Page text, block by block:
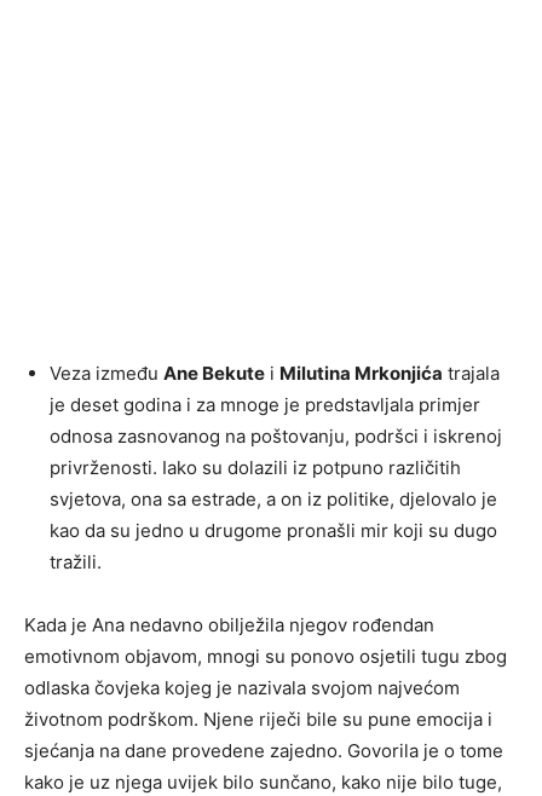
Veza između Ane Bekute i Milutina Mrkonjića trajala
je deset godina i za mnoge je predstavljala primjer
odnosa zasnovanog na poštovanju, podršci i iskrenoj
privrženosti. Iako su dolazili iz potpuno različitih
svjetova, ona sa estrade, a on iz politike, djelovalo je
kao da su jedno u drugome pronašli mir koji su dugo
tražili.
Kada je Ana nedavno obilježila njegov rođendan
emotivnom objavom, mnogi su ponovo osjetili tugu zbog
odlaska čovjeka kojeg je nazivala svojom najvećom
životnom podrškom. Njene riječi bile su pune emocija i
sjećanja na dane provedene zajedno. Govorila je o tome
kako je uz njega uvijek bilo sunčano, kako nije bilo tuge,